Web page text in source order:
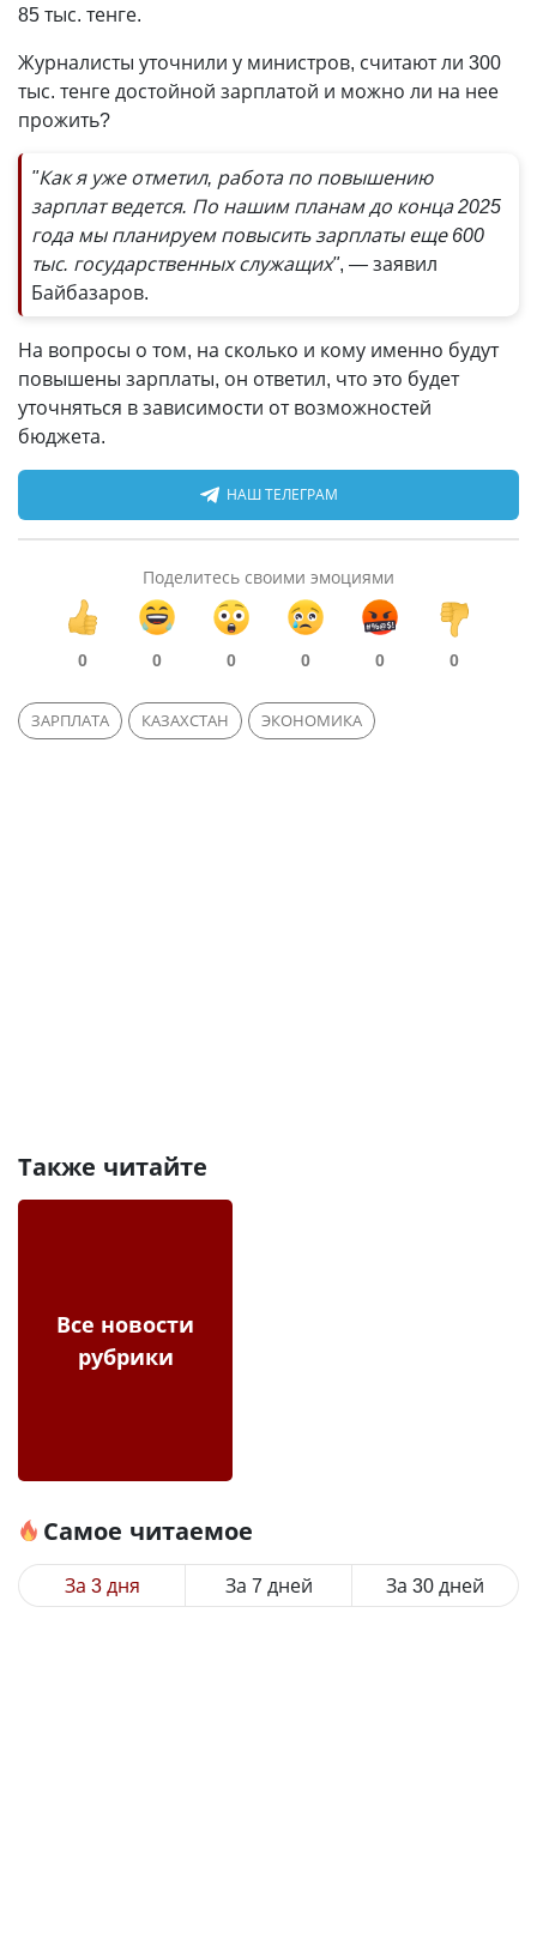
85 тыс. тенге.
Журналисты уточнили у министров, считают ли 300
тыс. тенге достойной зарплатой и можно ли на нее
прожить?
"Как я уже отметил, работа по повышению
зарплат ведется. По нашим планам до конца 2025
года мы планируем повысить зарплаты еще 600
тыс. государственных служащих", —заявил
Байбазаров.
На вопросы о том, на сколько и кому именно будут
повышены зарплаты, он ответил, что это будет
уточняться в зависимости от возможностей
бюджета.
НАШ ТЕЛЕГРАМ
Поделитесь своими эмоциями
0 0 0 0 0 0
ЗАРПЛАТА КАЗАХСТАН ЭКОНОМИКА
Также читайте
Все новости
рубрики
Самое читаемое
За 3 дня За 7 дней За 30 дней